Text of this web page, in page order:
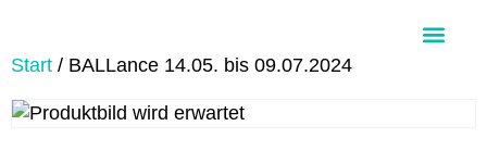
Start / BALLance 14.05. bis 09.07.2024